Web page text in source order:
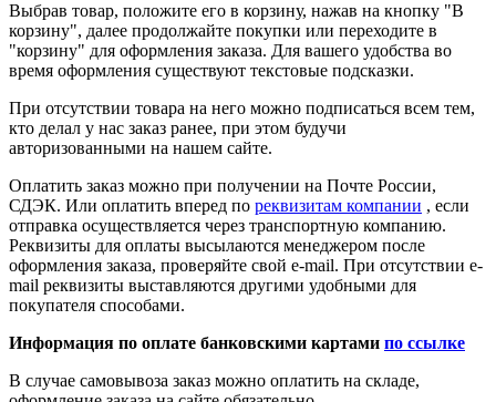
Выбрав товар, положите его в корзину, нажав на кнопку "В
корзину", далее продолжайте покупки или переходите в
"корзину" для оформления заказа. Для вашего удобства во
время оформления существуют текстовые подсказки.
При отсутствии товара на него можно подписаться всем тем,
кто делал у нас заказ ранее, при этом будучи
авторизованными на нашем сайте.
Оплатить заказ можно при получении на Почте России,
СДЭК. Или оплатить вперед по реквизитам компании , если
отправка осуществляется через транспортную компанию.
Реквизиты для оплаты высылаются менеджером после
оформления заказа, проверяйте свой e-mail. При отсутствии e-
mail реквизиты выставляются другими удобными для
покупателя способами.
Информация по оплате банковскими картами по ссылке
В случае самовывоза заказ можно оплатить на складе,